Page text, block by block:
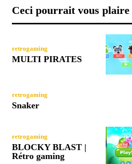
Ceci pourrait vous plaire
retrogaming
MULTI PIRATES
retrogaming
Snaker
retrogaming
BLOCKY BLAST |
Rétro gaming